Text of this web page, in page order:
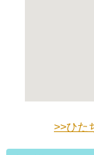
>>ひた